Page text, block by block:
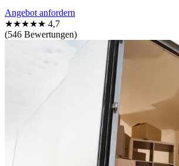
Angebot anfordern
★★★★★ 4,7
(546 Bewertungen)